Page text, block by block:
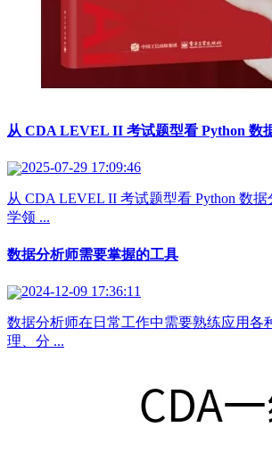
从 CDA LEVEL II 考试题型看 Python 数
2025-07-29 17:09:46
从 CDA LEVEL II 考试题型看 Python 数
学领 ...
数据分析师需要掌握的工具
2024-12-09 17:36:11
数据分析师在日常工作中需要熟练应用各
理、分 ...